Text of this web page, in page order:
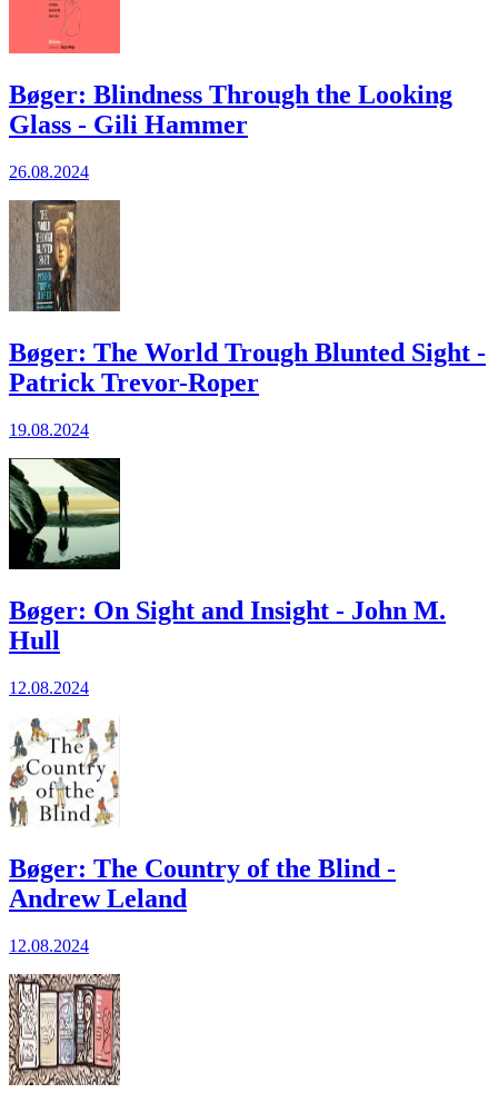
Bøger: Blindness Through the Looking
Glass - Gili Hammer
26.08.2024
Bøger: The World Trough Blunted Sight -
Patrick Trevor-Roper
19.08.2024
Bøger: On Sight and Insight - John M.
Hull
12.08.2024
Bøger: The Country of the Blind -
Andrew Leland
12.08.2024